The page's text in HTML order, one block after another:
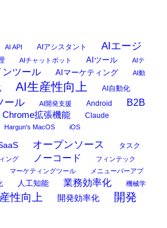
AI API AIアシスタント
AIエージ
AIチャットボット AIツール
AIテ
ンツール AIマーケティング AI動
AI生産性向上 AI自動化
ール AI開発支援 Android
B2B
Chrome拡張機能 Claude
Hargun's MacOS iOS
オープンソース
タスク
ング ノーコード フィンテック
マーケティングツール
メニューバーアプ
人工知能 業務効率化 機械学
性向上 開発効率化
開発